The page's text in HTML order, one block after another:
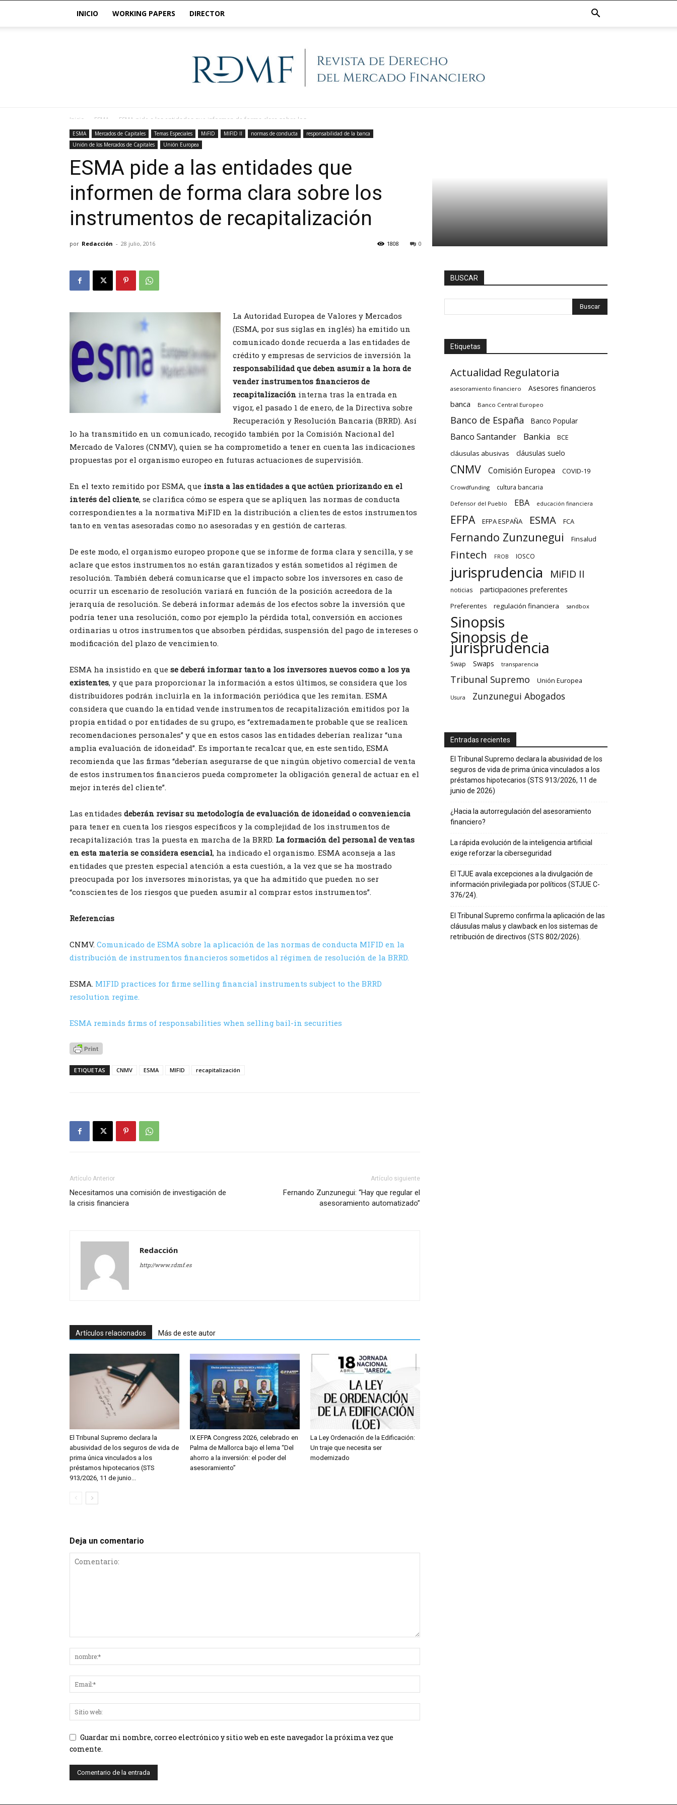
INICIO WORKING PAPERS DIRECTOR
@RegFinanciera
Inicio ESMA ESMA pide a las entidades que informen de forma clara sobre los...
ESMA Mercados de Capitales Temas Especiales MiFID MIFID II normas de conducta
responsabilidad de la banca
Unión de los Mercados de Capitales
Unión Europea
ESMA pide a las entidades que
informen de forma clara sobre los
instrumentos de recapitalización
por Redacción - 28 julio, 2016 0
1808
La Autoridad Europea de Valores y Mercados
(ESMA, por sus siglas en inglés) ha emitido un
comunicado donde recuerda a las entidades de
crédito y empresas de servicios de inversión la
responsabilidad que deben asumir a la hora de
vender instrumentos financieros de
recapitalización interna tras la entrada en
vigor, el pasado 1 de enero, de la Directiva sobre
Recuperación y Resolución Bancaria (BRRD). Así
lo ha transmitido en un comunicado, recogido también por la Comisión Nacional del
Mercado de Valores (CNMV), quien se ha comprometido a tener en cuenta las indicaciones
propuestas por el organismo europeo en futuras actuaciones de supervisión.
En el texto remitido por ESMA, que insta a las entidades a que actúen priorizando en el
interés del cliente, se clarifica cómo se espera que se apliquen las normas de conducta
correspondientes a la normativa MiFID en la distribución a clientes de estos instrumentos
tanto en ventas asesoradas como no asesoradas y en gestión de carteras.
De este modo, el organismo europeo propone que se informe de forma clara y sencilla, y se
aclare que estos instrumentos no están garantizados y están sometidos al régimen de
resolución. También deberá comunicarse que el impacto sobre los inversores en caso de
ocurrir un escenario de resolución variará en función de la posición acreedora de la
jerarquía de resolución. Se deberá informar además de los efectos sobre la inversión que
podría tener una resolución, como por ejemplo la pérdida total, conversión en acciones
ordinarias u otros instrumentos que absorben pérdidas, suspensión del pago de intereses o
modificación del plazo de vencimiento.
ESMA ha insistido en que se deberá informar tanto a los inversores nuevos como a los ya
existentes, y que para proporcionar la información a estos últimos, se considera que los
distribuidores podrán incluirla en la información periódica que les remitan. ESMA
considera que cuando la entidad vende instrumentos de recapitalización emitidos por la
propia entidad o por entidades de su grupo, es “extremadamente probable que se realicen
recomendaciones personales” y que en estos casos las entidades deberían realizar “una
amplia evaluación de idoneidad”. Es importante recalcar que, en este sentido, ESMA
recomienda que las firmas “deberían asegurarse de que ningún objetivo comercial de venta
de estos instrumentos financieros pueda comprometer la obligación general de actuar en el
mejor interés del cliente”.
Las entidades deberán revisar su metodología de evaluación de idoneidad o conveniencia
para tener en cuenta los riesgos específicos y la complejidad de los instrumentos de
recapitalización tras la puesta en marcha de la BRRD. La formación del personal de ventas
en esta materia se considera esencial, ha indicado el organismo. ESMA aconseja a las
entidades que presten especial atención a esta cuestión, a la vez que se ha mostrado
preocupada por los inversores minoristas, ya que ha admitido que pueden no ser
“conscientes de los riesgos que pueden asumir al comprar estos instrumentos”.
Referencias
CNMV. Comunicado de ESMA sobre la aplicación de las normas de conducta MIFID en la
distribución de instrumentos financieros sometidos al régimen de resolución de la BRRD.
ESMA. MIFID practices for firme selling financial instruments subject to the BRRD
resolution regime.
ESMA reminds firms of responsabilities when selling bail-in securities
ETIQUETAS CNMV ESMA MIFID recapitalización
Artículo Anterior
Necesitamos una comisión de investigación de
la crisis financiera
Artículo siguiente
Fernando Zunzunegui: “Hay que regular el
asesoramiento automatizado”
Redacción
http://www.rdmf.es
Artículos relacionados Más de este autor
El Tribunal Supremo declara la
abusividad de los seguros de vida de
prima única vinculados a los
préstamos hipotecarios (STS
913/2026, 11 de junio...
IX EFPA Congress 2026, celebrado en
Palma de Mallorca bajo el lema “Del
ahorro a la inversión: el poder del
asesoramiento”
La Ley Ordenación de la Edificación:
Un traje que necesita ser
modernizado
Deja un comentario
Guardar mi nombre, correo electrónico y sitio web en este navegador la próxima vez que
comente.
BUSCAR
Etiquetas
Actualidad Regulatoria
asesoramiento financiero Asesores financieros
banca Banco Central Europeo
Banco de España Banco Popular
Banco Santander Bankia BCE
cláusulas abusivas cláusulas suelo
CNMV Comisión Europea COVID-19
Crowdfunding cultura bancaria
Defensor del Pueblo EBA educación financiera
EFPA EFPA ESPAÑA ESMA FCA
Fernando Zunzunegui Finsalud
Fintech FROB IOSCO
jurisprudencia MiFID II
noticias participaciones preferentes
Preferentes regulación financiera sandbox
Sinopsis
Sinopsis de
jurisprudencia
Swap Swaps transparencia
Tribunal Supremo Unión Europea
Usura Zunzunegui Abogados
Entradas recientes
El Tribunal Supremo declara la abusividad de los
seguros de vida de prima única vinculados a los
préstamos hipotecarios (STS 913/2026, 11 de
junio de 2026)
¿Hacia la autorregulación del asesoramiento
financiero?
La rápida evolución de la inteligencia artificial
exige reforzar la ciberseguridad
El TJUE avala excepciones a la divulgación de
información privilegiada por políticos (STJUE C-
376/24).
El Tribunal Supremo confirma la aplicación de las
cláusulas malus y clawback en los sistemas de
retribución de directivos (STS 802/2026).